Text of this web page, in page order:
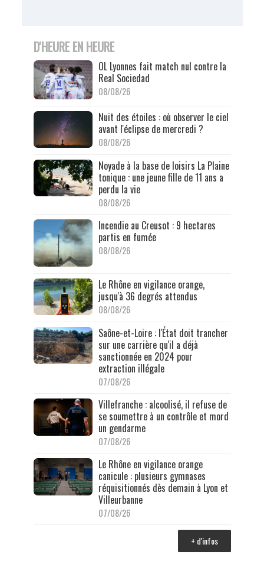
D'HEURE EN HEURE
OL Lyonnes fait match nul contre la
Real Sociedad
08/08/26
Nuit des étoiles : où observer le ciel
avant l'éclipse de mercredi ?
08/08/26
Noyade à la base de loisirs La Plaine
tonique : une jeune fille de 11 ans a
perdu la vie
08/08/26
Incendie au Creusot : 9 hectares
partis en fumée
08/08/26
Le Rhône en vigilance orange,
jusqu'à 36 degrés attendus
08/08/26
Saône-et-Loire : l'État doit trancher
sur une carrière qu'il a déjà
sanctionnée en 2024 pour
extraction illégale
07/08/26
Villefranche : alcoolisé, il refuse de
se soumettre à un contrôle et mord
un gendarme
07/08/26
Le Rhône en vigilance orange
canicule : plusieurs gymnases
réquisitionnés dès demain à Lyon et
Villeurbanne
07/08/26
+ d'infos